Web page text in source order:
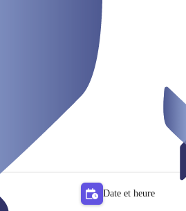
Date et heure